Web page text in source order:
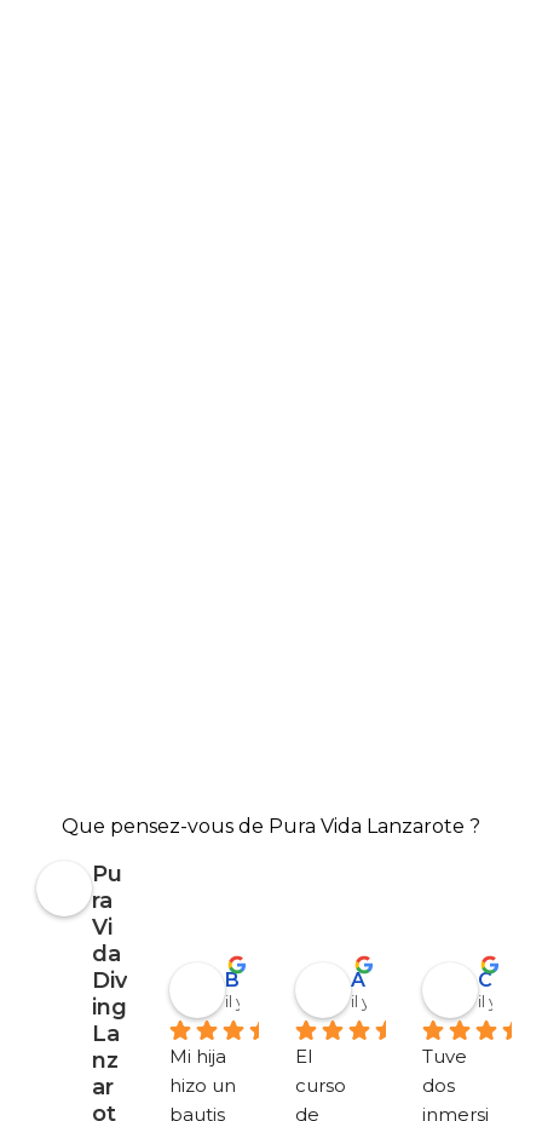
Que pensez-vous de Pura Vida Lanzarote ?
Pu
ra
Vi
da
Div
ing
La
nz
ar
ot
Barbara Coen
il y a 6 mois
Mi hija
hizo un
bautis
Alejandro Garrido
il y a 7 mois
El
curso
de
Corinna Berthold
il y a 7
Tuve
dos
inmersi